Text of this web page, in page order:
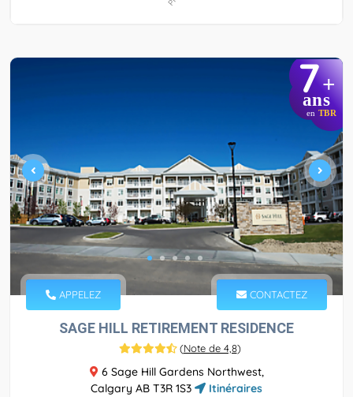
7+
ans
en TBR
APPELEZ CONTACTEZ
SAGE HILL RETIREMENT RESIDENCE
(Note de 4,8)
6 Sage Hill Gardens Northwest,
Calgary AB T3R 1S3
Itinéraires